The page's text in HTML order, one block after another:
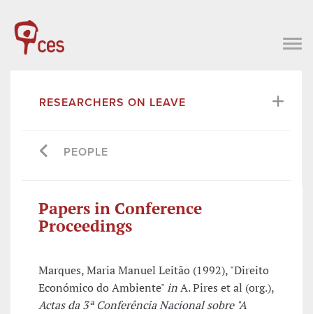
RESEARCHERS ON LEAVE
PEOPLE
Papers in Conference
Proceedings
Marques, Maria Manuel Leitão (1992), "Direito
Económico do Ambiente"inA. Pires et al (org.),
Actas da 3ª Conferência Nacional sobre "A